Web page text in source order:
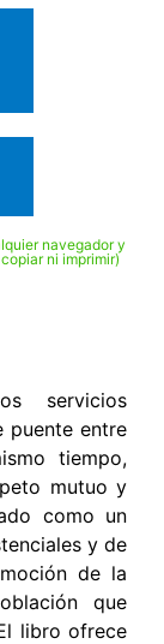
navegador y
ni imprimir)
servicios
puente entre
tiempo,
mutuo y
como un
y de
de la
que
libro ofrece